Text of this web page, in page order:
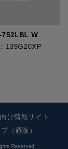
752LBL W
139G20XP
け情報サイト
（通販）
Reserved.